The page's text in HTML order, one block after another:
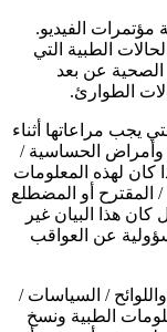
مؤتمرات الفيديو.
الطبية التي
عن بعد
الطوارئ.
يجب مراعاتها أثناء
وأمراض الحساسية /
كان لهذه المعلومات
/ المقترح أو المضطلع
هذا البيان غير
عن العواقب
/ السياسات /
الطبية ونسخ